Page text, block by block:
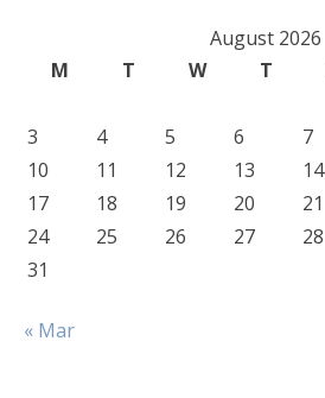
August 2026
M
T W T
3
4 5 6 7
10
11 12 13 14
17
18 19 20 21
24
25 26 27 28
31
« Mar